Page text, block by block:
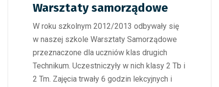
Warsztaty samorządowe
W roku szkolnym 2012/2013 odbywały się
w naszej szkole Warsztaty Samorządowe
przeznaczone dla uczniów klas drugich
Technikum. Uczestniczyły w nich klasy 2 Tb i
2 Tm. Zajęcia trwały 6 godzin lekcyjnych i